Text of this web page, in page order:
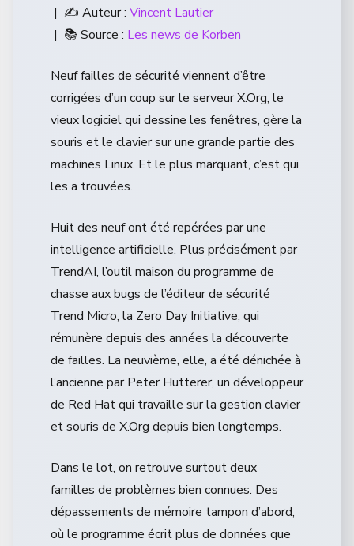
| ✍️ Auteur : Vincent Lautier
| 📚 Source : Les news de Korben
Neuf failles de sécurité viennent d’être
corrigées d’un coup sur le serveur X.Org, le
vieux logiciel qui dessine les fenêtres, gère la
souris et le clavier sur une grande partie des
machines Linux. Et le plus marquant, c’est qui
les a trouvées.
Huit des neuf ont été repérées par une
intelligence artificielle. Plus précisément par
TrendAI, l’outil maison du programme de
chasse aux bugs de l’éditeur de sécurité
Trend Micro, la Zero Day Initiative, qui
rémunère depuis des années la découverte
de failles. La neuvième, elle, a été dénichée à
l’ancienne par Peter Hutterer, un développeur
de Red Hat qui travaille sur la gestion clavier
et souris de X.Org depuis bien longtemps.
Dans le lot, on retrouve surtout deux
familles de problèmes bien connues. Des
dépassements de mémoire tampon d’abord,
où le programme écrit plus de données que